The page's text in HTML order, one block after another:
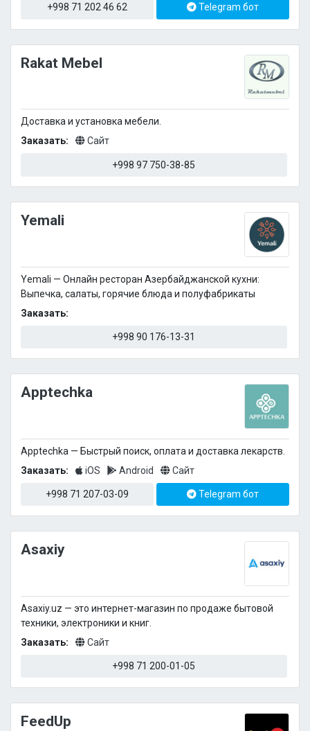
+998 71 202 46 62 Telegram бот
Rakat Mebel
Доставка и установка мебели.
Заказать:
Сайт
+998 97 750-38-85
Yemali
Yemali — Онлайн ресторан Азербайджанской кухни:
Выпечка, салаты, горячие блюда и полуфабрикаты
Заказать:
+998 90 176-13-31
Apptechka
Apptechka — Быстрый поиск, оплата и доставка лекарств.
Заказать:
iOS Android Сайт
+998 71 207-03-09 Telegram бот
Asaxiy
Asaxiy.uz — это интернет-магазин по продаже бытовой
техники, электроники и книг.
Заказать:
Сайт
+998 71 200-01-05
FeedUp